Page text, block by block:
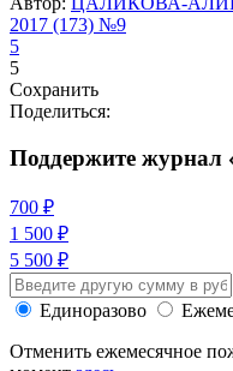
2017 (173) №9
5
5
Сохранить
Поделиться:
Поддержите журнал
700 ₽
1 500 ₽
5 500 ₽
Единоразово
Отменить ежемесячное